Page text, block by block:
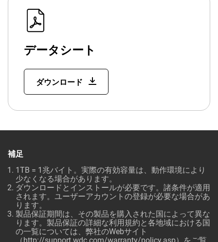
データシート
ダウンロード
補足
1TB = 1兆バイト。実際の有効容量は、動作環境により
少なくなる場合があります。
ダウンロードとインストールが必要です。諸条件が適用
されます。ユーザーアカウントの登録が必要な場合があ
ります。
製品保証期間は、その製品を購入された国によって異な
ります。製品保証の詳細な利用規約と各地域における国
の一覧については、弊社のWebサイト